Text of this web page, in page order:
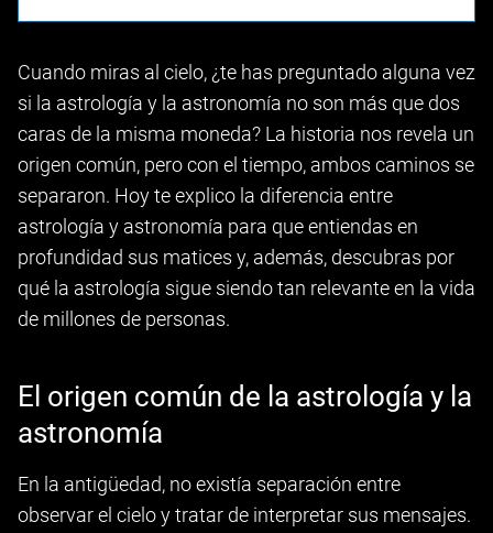
Cuando miras al cielo, ¿te has preguntado alguna vez
si la astrología y la astronomía no son más que dos
caras de la misma moneda? La historia nos revela un
origen común, pero con el tiempo, ambos caminos se
separaron. Hoy te explico la diferencia entre
astrología y astronomía para que entiendas en
profundidad sus matices y, además, descubras por
qué la astrología sigue siendo tan relevante en la vida
de millones de personas.
El origen común de la astrología y la
astronomía
En la antigüedad, no existía separación entre
observar el cielo y tratar de interpretar sus mensajes.